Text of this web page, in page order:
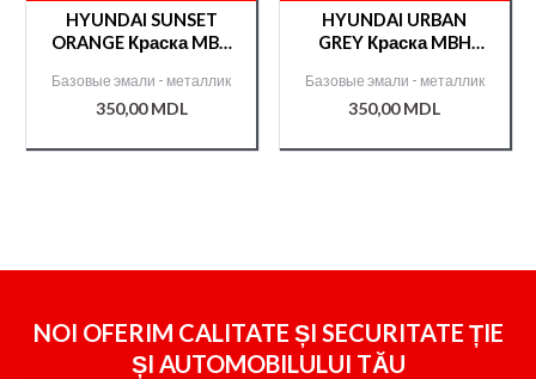
HYUNDAI SUNSET
ORANGE Краска MBH
Базовые эмали - металлик
350,00MDL
HYUNDAI URBAN
GREY Краска MBH
Базовые эмали - металлик
350,00MDL
NOI OFERIM CALITATE ȘI SECURITATE ȚIE
ȘI AUTOMOBILULUI TĂU